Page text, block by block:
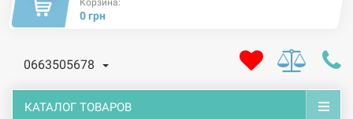
0 грн
0663505678
КАТАЛОГ ТОВАРОВ